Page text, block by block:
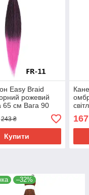
Easy Braid
рожевий
65 см Вага 90
FR-11
243 ₴
Купити
см
167
–32%